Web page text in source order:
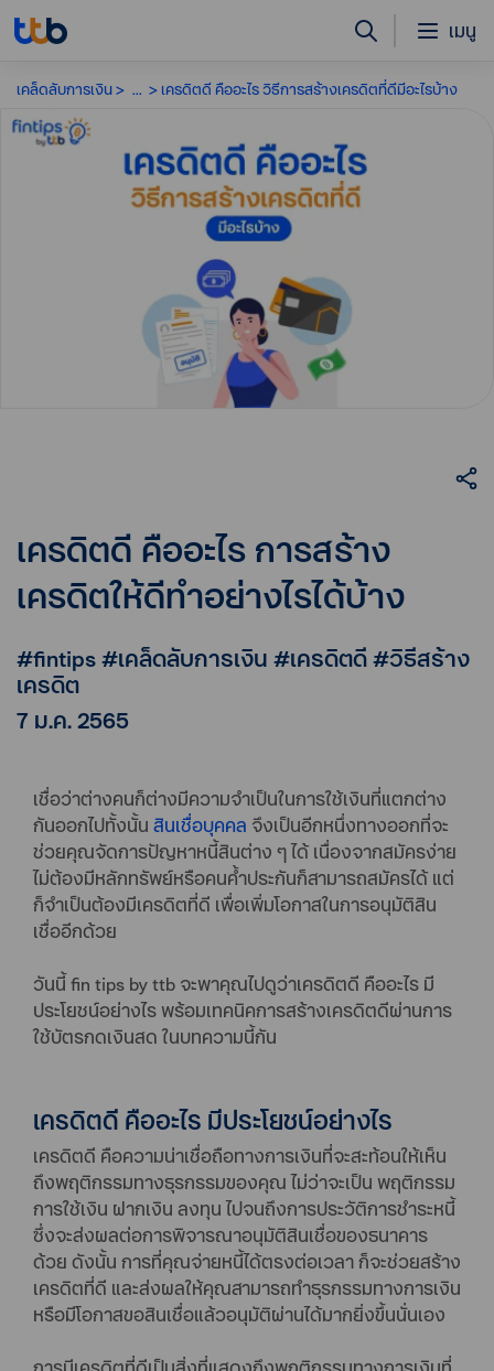
เมนู
เคล็ดลับการเงิน ... เครดิตดี คืออะไร วิธีการสร้างเครดิตที่ดีมีอะไรบ้าง
เครดิตดี คืออะไร การสร้าง
เครดิตให้ดีทำอย่างไรได้บ้าง
#fintips #เคล็ดลับการเงิน #เครดิตดี #วิธีสร้าง
เครดิต
7 ม.ค. 2565
เชื่อว่าต่างคนก็ต่างมีความจำเป็นในการใช้เงินที่แตกต่าง
กันออกไปทั้งนั้น สินเชื่อบุคคล จึงเป็นอีกหนึ่งทางออกที่จะ
ช่วยคุณจัดการปัญหาหนี้สินต่าง ๆ ได้ เนื่องจากสมัครง่าย
ไม่ต้องมีหลักทรัพย์หรือคนค้ำประกันก็สามารถสมัครได้ แต่
ก็จำเป็นต้องมีเครดิตที่ดี เพื่อเพิ่มโอกาสในการอนุมัติสิน
เชื่ออีกด้วย
วันนี้ fin tips by ttb จะพาคุณไปดูว่าเครดิตดี คืออะไร มี
ประโยชน์อย่างไร พร้อมเทคนิคการสร้างเครดิตดีผ่านการ
ใช้บัตรกดเงินสด ในบทความนี้กัน
เครดิตดี คืออะไร มีประโยชน์อย่างไร
เครดิตดี คือความน่าเชื่อถือทางการเงินที่จะสะท้อนให้เห็น
ถึงพฤติกรรมทางธุรกรรมของคุณ ไม่ว่าจะเป็น พฤติกรรม
การใช้เงิน ฝากเงิน ลงทุน ไปจนถึงการประวัติการชำระหนี้
ซึ่งจะส่งผลต่อการพิจารณาอนุมัติสินเชื่อของธนาคาร
ด้วย ดังนั้น การที่คุณจ่ายหนี้ได้ตรงต่อเวลา ก็จะช่วยสร้าง
เครดิตที่ดี และส่งผลให้คุณสามารถทำธุรกรรมทางการเงิน
หรือมีโอกาสขอสินเชื่อแล้วอนุมัติผ่านได้มากยิ่งขึ้นนั่นเอง